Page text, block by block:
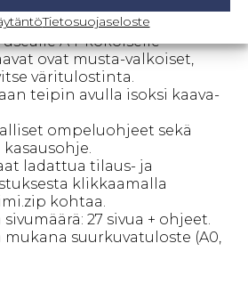
Tietosuojaseloste
itse, omalla
A4-kokoiselle
ovat musta-valkoiset,
väritulostinta.
teipin avulla isoksi kaava-
ompeluohjeet sekä
ladattua tilaus- ja
klikkaamalla
kohtaa.
27 sivua + ohjeet.
mukana suurkuvatuloste (A0,